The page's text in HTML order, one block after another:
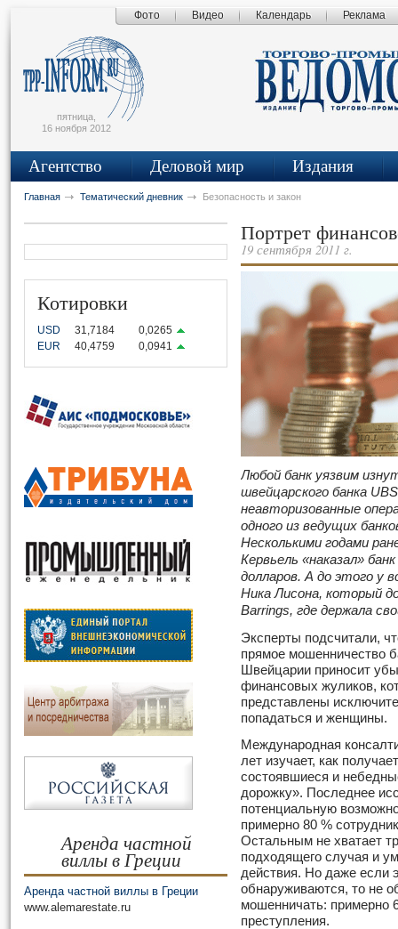
Фото Видео Календарь Реклама
пятница,
16 ноября 2012
Агентство Деловой мир Издания
Главная Тематический дневник Безопасность и закон
Котировки
USD 31,7184
0,0265
EUR
40,4759 0,0941
Аренда частной
виллы в Греции
Аренда частной виллы в Греции
www.alemarestate.ru
Портрет
19 сентября 2011 г.
Любой банк уязвим
швейцарского банка UBS
неавторизованные
одного из ведущих
Несколькими годами
Кервьель «наказал» банк
долларов. А до этого у
Ника Лисона, который
Barrings, где держала
Эксперты подсчитали,
прямое мошенничество
Швейцарии приносит
финансовых жуликов,
представлены
попадаться и женщины.
Международная
лет изучает, как
состоявшиеся и
дорожку». Последнее
потенциальную
примерно 80 %
Остальным не хватает
подходящего случая и
действия. Но даже если
обнаруживаются, то не
мошенничать: примерно
преступления.